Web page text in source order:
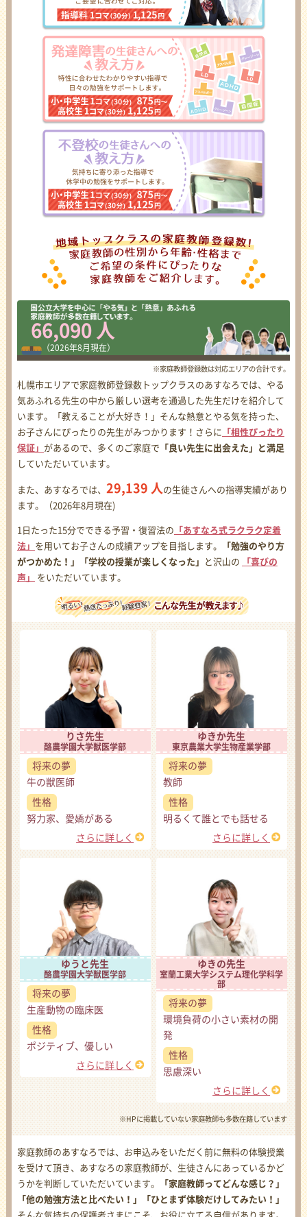
66,090 人
（2026年8月現在）
※家庭教師登録数は対応エリアの合計です。
札幌市エリアで家庭教師登録数トップクラスのあすなろでは、やる
気あふれる先生の中から厳しい選考を通過した先生だけを紹介して
います。「教えることが大好き！」そんな熱意とやる気を持った、
お子さんにぴったりの先生がみつかります！さらに 「相性ぴったり
保証」 があるので、多くのご家庭で 「良い先生に出会えた」と満足
していただいています。
また、あすなろでは、 29,139 人 の生徒さんへの指導実績があり
ます。（2026年8月現在)
1日たった15分でできる予習・復習法の 「あすなろ式ラクラク定着
法」 を用いてお子さんの成績アップを目指します。
「勉強のやり方
がつかめた！」「学校の授業が楽しくなった」
と沢山の
「喜びの
声」
をいただいています。
りさ先生
酪農学園大学獣医学部
将来の夢
牛の獣医師
性格
努力家、愛嬌がある
さらに詳しく
ゆきか先生
東京農業大学生物産業学部
将来の夢
教師
性格
明るくて誰とでも話せる
さらに詳しく
ゆうと先生
酪農学園大学獣医学部
将来の夢
生産動物の臨床医
性格
ポジティブ、優しい
さらに詳しく
ゆきの先生
室蘭工業大学システム理化学科学
部
将来の夢
環境負荷の小さい素材の開
発
性格
思慮深い
さらに詳しく
※HPに掲載していない家庭教師も多数在籍しています
家庭教師のあすなろでは、お申込みをいただく前に無料の体験授業
を受けて頂き、あすなろの家庭教師が、生徒さんにあっているかど
うかを判断していただいています。
「家庭教師ってどんな感じ？」
「他の勉強方法と比べたい！」「ひとまず体験だけしてみたい！」
そんな気持ちの保護者さまにこそ、お役に立てる自信があります。